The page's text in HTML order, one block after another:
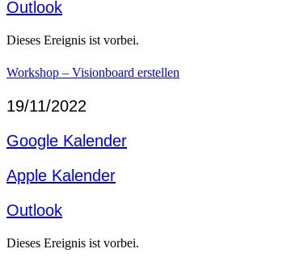
Outlook
Dieses Ereignis ist vorbei.
Workshop – Visionboard erstellen
19/11/2022
Google Kalender
Apple Kalender
Outlook
Dieses Ereignis ist vorbei.